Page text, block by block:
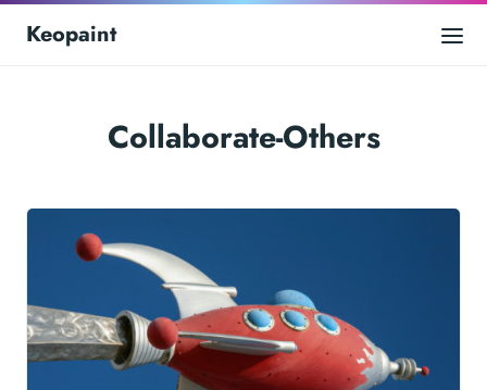
Keopaint
Collaborate-Others